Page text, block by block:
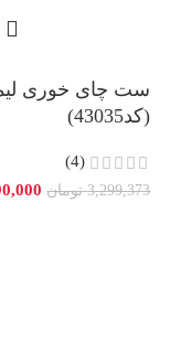
(کد43035)
(4)
3,299,373 تومان